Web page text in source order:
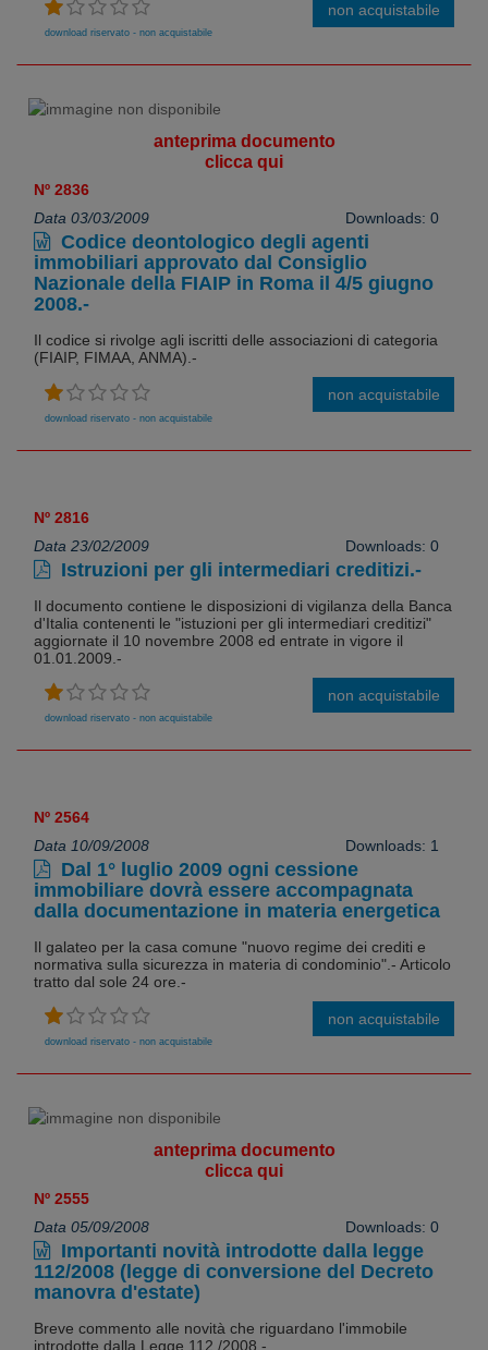
download riservato - non acquistabile
non acquistabile
anteprima documento
clicca qui
Nº 2836
Data 03/03/2009
Downloads: 0
Codice deontologico degli agenti
immobiliari approvato dal Consiglio
Nazionale della FIAIP in Roma il 4/5 giugno
2008.-
Il codice si rivolge agli iscritti delle associazioni di categoria
(FIAIP, FIMAA, ANMA).-
download riservato - non acquistabile
non acquistabile
Nº 2816
Data 23/02/2009
Downloads: 0
Istruzioni per gli intermediari creditizi.-
Il documento contiene le disposizioni di vigilanza della Banca
d'Italia contenenti le "istuzioni per gli intermediari creditizi"
aggiornate il 10 novembre 2008 ed entrate in vigore il
01.01.2009.-
download riservato - non acquistabile
non acquistabile
Nº 2564
Data 10/09/2008
Downloads: 1
Dal 1° luglio 2009 ogni cessione
immobiliare dovrà essere accompagnata
dalla documentazione in materia energetica
Il galateo per la casa comune "nuovo regime dei crediti e
normativa sulla sicurezza in materia di condominio".- Articolo
tratto dal sole 24 ore.-
download riservato - non acquistabile
non acquistabile
anteprima documento
clicca qui
Nº 2555
Data 05/09/2008
Downloads: 0
Importanti novità introdotte dalla legge
112/2008 (legge di conversione del Decreto
manovra d'estate)
Breve commento alle novità che riguardano l'immobile
introdotte dalla Legge 112 /2008.-